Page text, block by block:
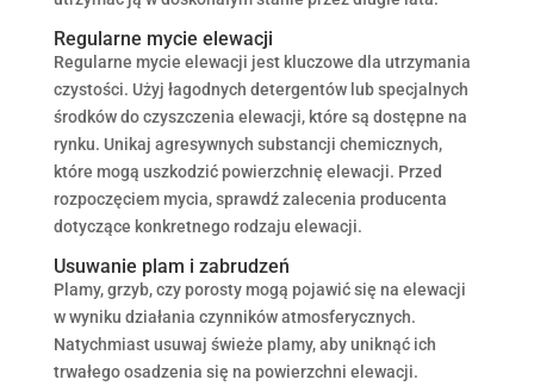
Regularne mycie elewacji
Regularne mycie elewacji jest kluczowe dla utrzymania
czystości. Użyj łagodnych detergentów lub specjalnych
środków do czyszczenia elewacji, które są dostępne na
rynku. Unikaj agresywnych substancji chemicznych,
które mogą uszkodzić powierzchnię elewacji. Przed
rozpoczęciem mycia, sprawdź zalecenia producenta
dotyczące konkretnego rodzaju elewacji.
Usuwanie plam i zabrudzeń
Plamy, grzyb, czy porosty mogą pojawić się na elewacji
w wyniku działania czynników atmosferycznych.
Natychmiast usuwaj świeże plamy, aby uniknąć ich
trwałego osadzenia się na powierzchni elewacji.